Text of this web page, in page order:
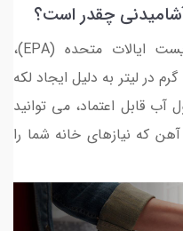
چقدر است؟
طبق آژانس حفاظت از محیط زیست ایالات متحده (EPA)،
موجود در آب 0.3 میلی گرم در لیتر به دلیل ایجاد لکه
قابل اعتماد، می توانید
که نیازهای خانه شما را